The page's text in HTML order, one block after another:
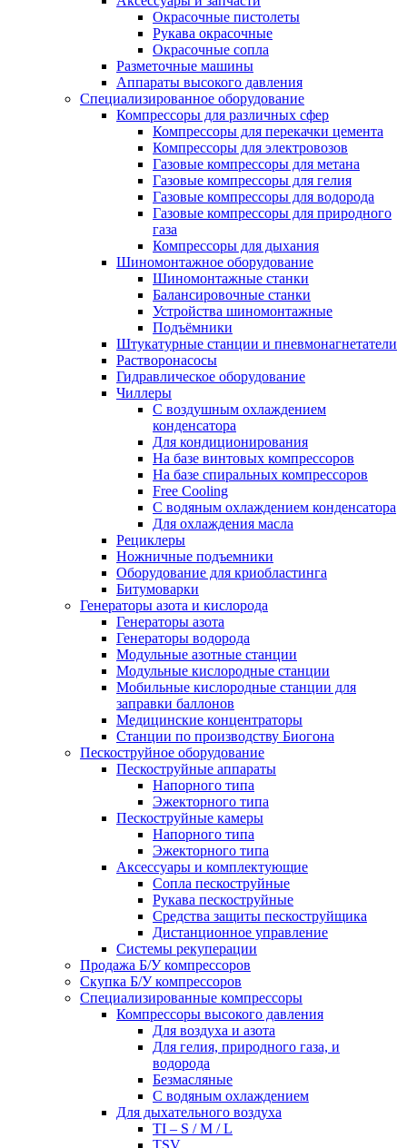
Окрасочные пистолеты
Рукава окрасочные
Окрасочные сопла
Разметочные машины
Аппараты высокого давления
Специализированное оборудование
Компрессоры для различных сфер
Компрессоры для перекачки цемента
Компрессоры для электровозов
Газовые компрессоры для метана
Газовые компрессоры для гелия
Газовые компрессоры для водорода
Газовые компрессоры для природного
газа
Компрессоры для дыхания
Шиномонтажное оборудование
Шиномонтажные станки
Балансировочные станки
Устройства шиномонтажные
Подъёмники
Штукатурные станции и пневмонагнетатели
Растворонасосы
Гидравлическое оборудование
Чиллеры
С воздушным охлаждением
конденсатора
Для кондиционирования
На базе винтовых компрессоров
На базе спиральных компрессоров
Free Cooling
С водяным охлаждением конденсатора
Для охлаждения масла
Рециклеры
Ножничные подъемники
Оборудование для криобластинга
Битумоварки
Генераторы азота и кислорода
Генераторы азота
Генераторы водорода
Модульные азотные станции
Модульные кислородные станции
Мобильные кислородные станции для
заправки баллонов
Медицинские концентраторы
Станции по производству Биогона
Пескоструйное оборудование
Пескоструйные аппараты
Напорного типа
Эжекторного типа
Пескоструйные камеры
Напорного типа
Эжекторного типа
Аксессуары и комплектующие
Сопла пескоструйные
Рукава пескоструйные
Средства защиты пескоструйщика
Дистанционное управление
Системы рекуперации
Продажа Б/У компрессоров
Скупка Б/У компрессоров
Специализированные компрессоры
Компрессоры высокого давления
Для воздуха и азота
Для гелия, природного газа, и
водорода
Безмасляные
С водяным охлаждением
Для дыхательного воздуха
TI – S / M / L
TSV